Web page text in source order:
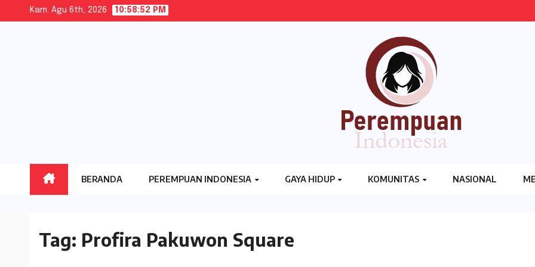
Kam. Agu 6th, 2026 10:58:52 PM
BERANDA PEREMPUAN INDONESIA GAYA HIDUP KOMUNITAS NASIONAL
Tag: Profira Pakuwon Square